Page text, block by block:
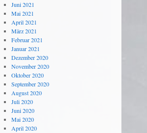
Juni 2021
Mai 2021
April 2021
März 2021
Februar 2021
Januar 2021
Dezember 2020
November 2020
Oktober 2020
September 2020
August 2020
Juli 2020
Juni 2020
Mai 2020
April 2020